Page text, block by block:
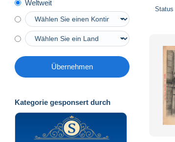
Weltweit
Übernehmen
Kategorie gesponsert durch
Status